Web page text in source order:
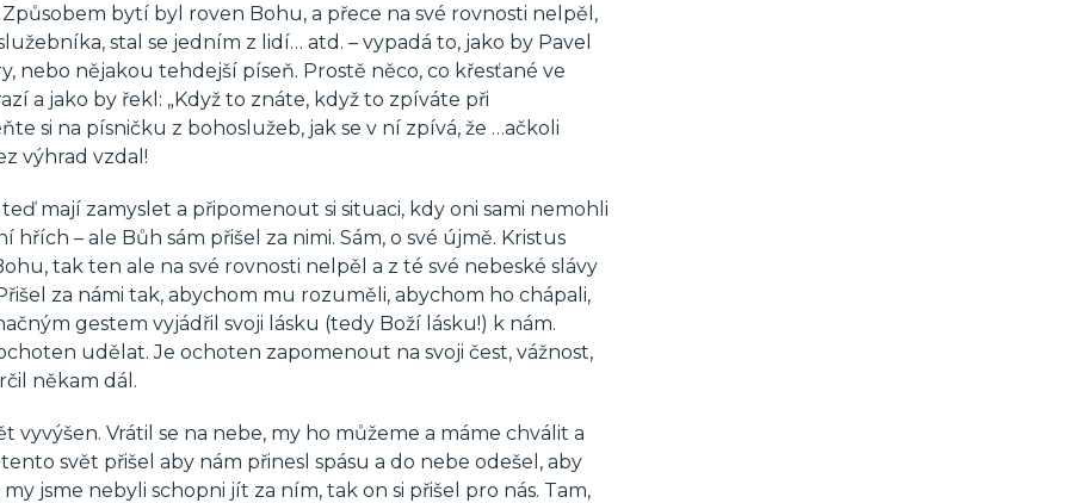
bytí byl roven Bohu, a přece na své rovnosti nelpěl,
stal se jedním z lidí… atd. – vypadá to, jako by Pavel
nebo nějakou tehdejší píseň. Prostě něco, co křesťané ve
a jako by řekl: „Když to znáte, když to zpíváte při
si na písničku z bohoslužeb, jak se v ní zpívá, že …ačkoli
výhrad vzdal!
mají zamyslet a připomenout si situaci, kdy oni sami nemohli
– ale Bůh sám přišel za nimi. Sám, o své újmě. Kristus
tak ten ale na své rovnosti nelpěl a z té své nebeské slávy
za námi tak, abychom mu rozuměli, abychom ho chápali,
gestem vyjádřil svoji lásku (tedy Boží lásku!) k nám.
udělat. Je ochoten zapomenout na svoji čest, vážnost,
někam dál.
Vrátil se na nebe, my ho můžeme a máme chválit a
svět přišel aby nám přinesl spásu a do nebe odešel, aby
jsme nebyli schopni jít za ním, tak on si přišel pro nás. Tam,